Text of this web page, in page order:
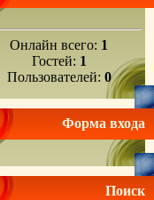
Онлайн всего: 1
Гостей: 1
Пользователей: 0
Форма входа
Поиск